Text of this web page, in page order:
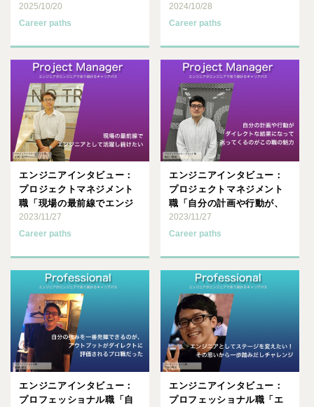
客様と共に、事業を創る
2025/10/20
Career paths
を目指す
2024/10/28
Career paths
エンジニアインタビュー：
プロジェクトマネジメント
職「現場の最前線でエンジ
ニアとして活躍し続けた
い」
2023/11/27
Career paths
エンジニアインタビュー：
プロジェクトマネジメント
職「自分の計画や行動が、
ダイレクトな結果になって
返っ･･･
2023/11/27
Career paths
エンジニアインタビュー：
プロフェッショナル職「自
エンジニアインタビュー：
プロフェッショナル職「エ